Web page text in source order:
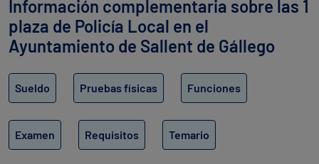
Información complementaria sobre las 1
plaza de Policía Local en el
Ayuntamiento de Sallent de Gállego
Sueldo Pruebas físicas Funciones
Examen Requisitos Temario